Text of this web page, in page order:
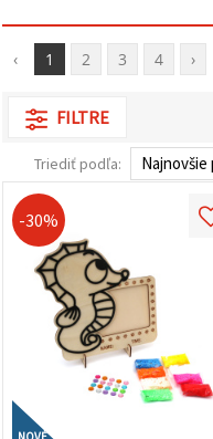
partnerov
analytiku a
marketing.
súhlasiť s
všetkých
súborov
cookie
kliknutím
na "Prijať
všetky!"
Alebo
môžete
uviesť svoje
preferencie
Nastaveniach
typu
súborov
‹ 1 2 3 4 ›
FILTRE
Triediť podľa:
-30%